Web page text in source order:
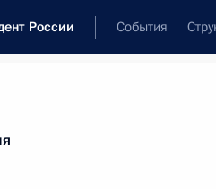
России События